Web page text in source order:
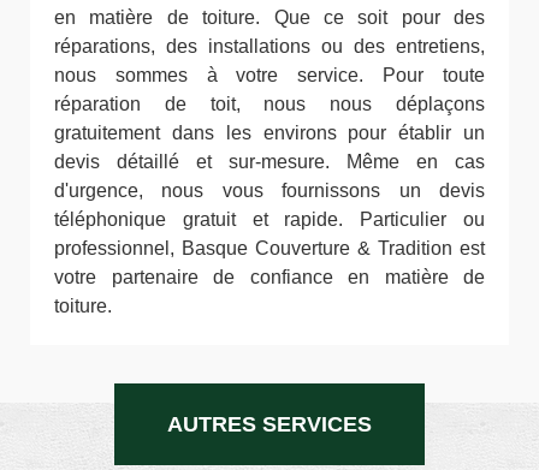
en matière de toiture. Que ce soit pour des
réparations, des installations ou des entretiens,
nous sommes à votre service. Pour toute
réparation de toit, nous nous déplaçons
gratuitement dans les environs pour établir un
devis détaillé et sur-mesure. Même en cas
d'urgence, nous vous fournissons un devis
téléphonique gratuit et rapide. Particulier ou
professionnel, Basque Couverture & Tradition est
votre partenaire de confiance en matière de
toiture.
AUTRES SERVICES